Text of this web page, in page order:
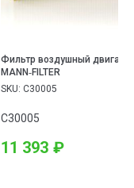
Фильтр воздушный
MANN‑FILTER
SKU: C30005
C30005
11 393 ₽